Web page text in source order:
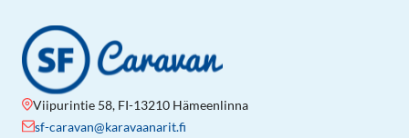
Viipurintie 58, FI-13210 Hämeenlinna
sf-caravan@karavaanarit.fi